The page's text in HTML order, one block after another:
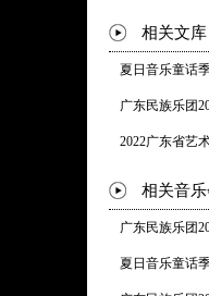
相关文库
夏日音乐童话
广东民族乐团
2022广东省艺
相关音乐
广东民族乐团
夏日音乐童话